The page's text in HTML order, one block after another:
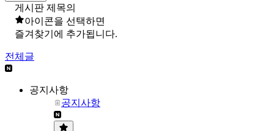
게시판 제목의
아이콘을 선택하면
즐겨찾기에 추가됩니다.
전체글
공지사항
공지사항